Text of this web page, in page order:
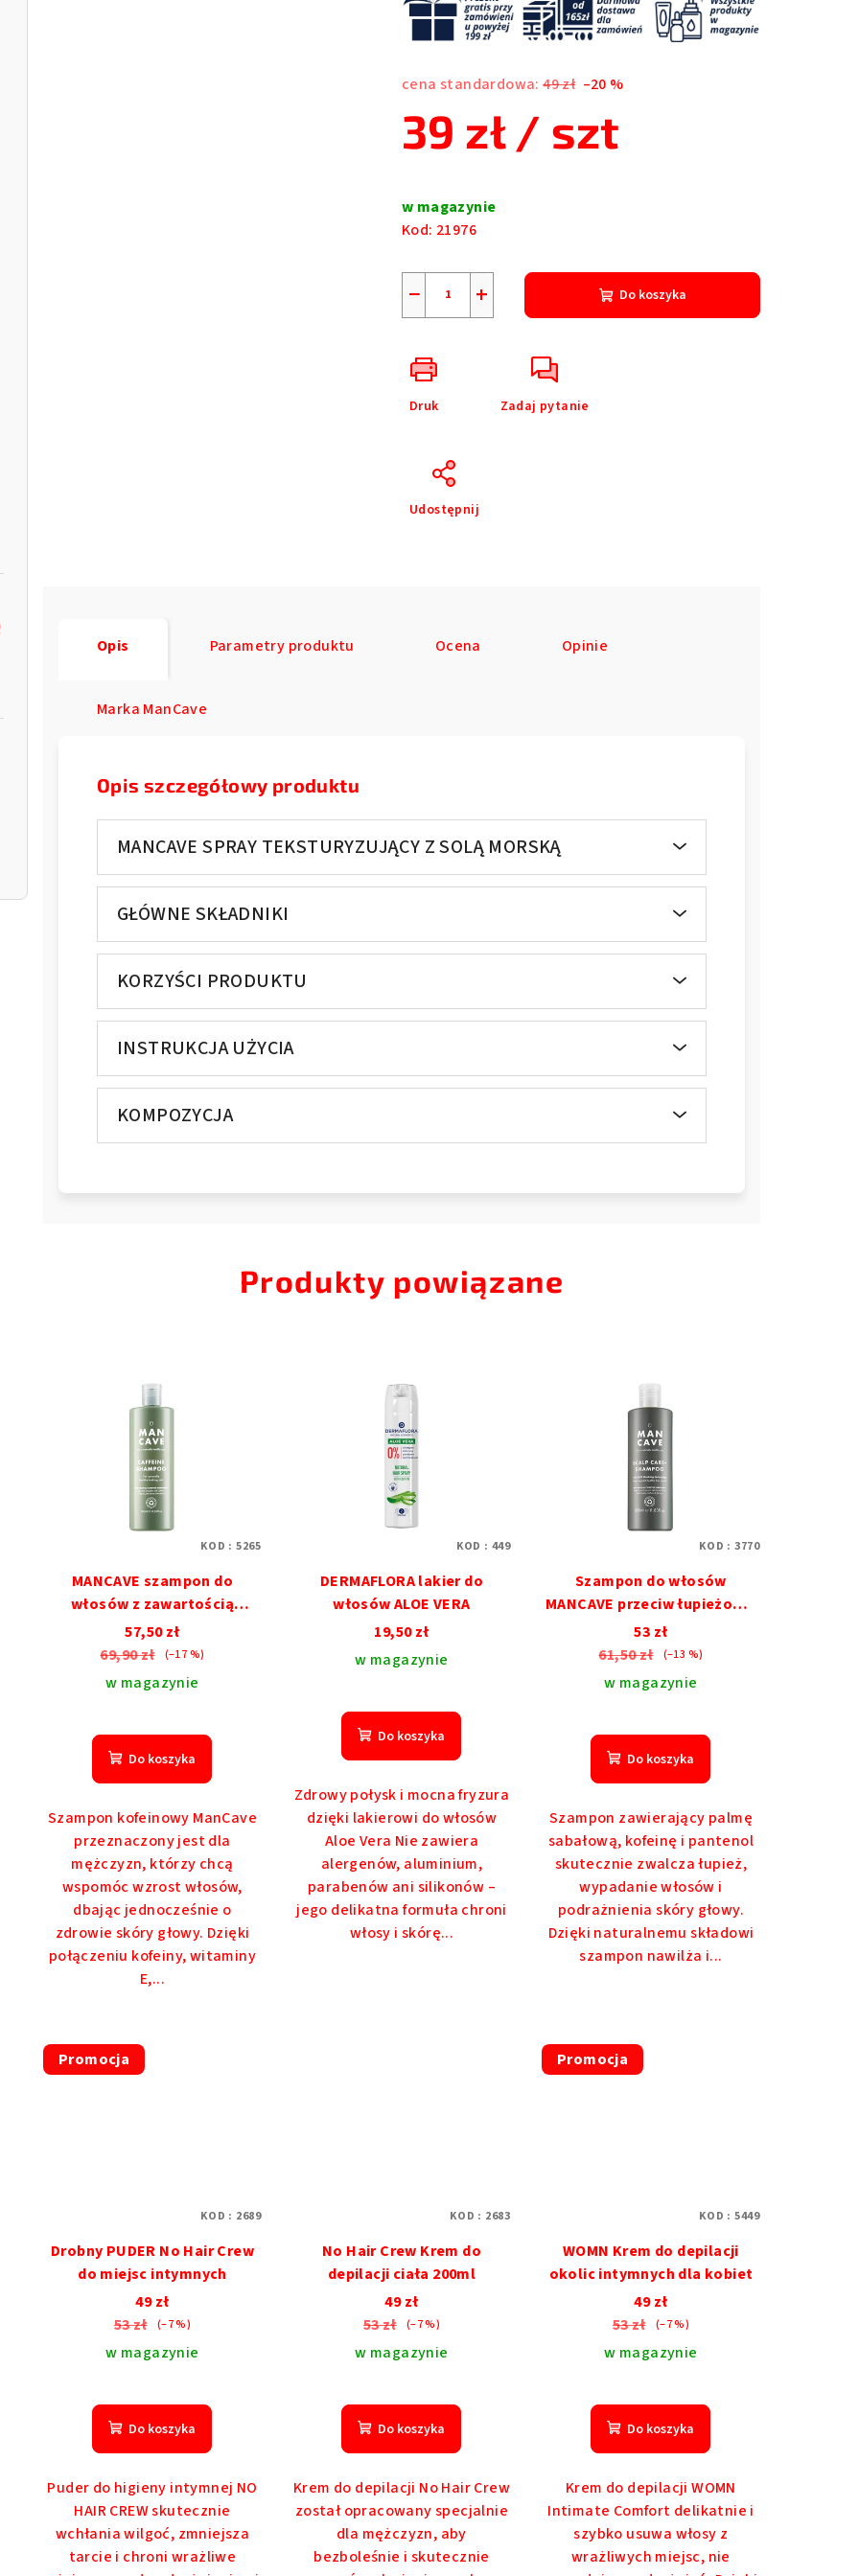
cena standardowa: 49 zł –20 %
39 zł / szt
jednostkowa:
w magazynie
Kod: 21976
+
− Do koszyka
Druk Zadaj pytanie
Udostępnij
Opis Parametry produktu Ocena Opinie
Marka ManCave
Opis szczegółowy produktu
MANCAVE SPRAY TEKSTURYZUJĄCY Z SOLĄ MORSKĄ
GŁÓWNE SKŁADNIKI
KORZYŚCI PRODUKTU
INSTRUKCJA UŻYCIA
KOMPOZYCJA
Produkty powiązane
MANCAVE szampon do
włosów z zawartością
kofeiny 500ml
57,50 zł
69,90 zł
(–17 %)
w magazynie
ocena
produktu
wynosi
5
gwiazdek.
Do koszyka
Szampon kofeinowy ManCave
przeznaczony jest dla
mężczyzn, którzy chcą
wspomóc wzrost włosów,
dbając jednocześnie o
zdrowie skóry głowy. Dzięki
połączeniu kofeiny, witaminy
E,...
KOD : 5265
DERMAFLORA lakier do
włosów ALOE VERA
19,50 zł
w magazynie
Do koszyka
Zdrowy połysk i mocna fryzura
dzięki lakierowi do włosów
Aloe Vera Nie zawiera
alergenów, aluminium,
parabenów ani silikonów –
jego delikatna formuła chroni
włosy i skórę...
KOD : 449
Szampon do włosów
MANCAVE przeciw łupieżowi i
wypadaniu włosów
53 zł
61,50 zł
(–13 %)
w magazynie
Do koszyka
Szampon zawierający palmę
sabałową, kofeinę i pantenol
skutecznie zwalcza łupież,
wypadanie włosów i
podrażnienia skóry głowy.
Dzięki naturalnemu składowi
szampon nawilża i...
KOD : 3770
Promocja
Drobny PUDER No Hair Crew
do miejsc intymnych
49 zł
53 zł
(–7 %)
w magazynie
Do koszyka
Puder do higieny intymnej NO
HAIR CREW skutecznie
wchłania wilgoć, zmniejsza
tarcie i chroni wrażliwe
KOD : 2689
No Hair Crew Krem do
depilacji ciała 200ml
49 zł
53 zł
(–7 %)
w magazynie
ocena
produktu
wynosi
5,0
na
gwiazdek.
Do koszyka
Krem do depilacji No Hair Crew
został opracowany specjalnie
dla mężczyzn, aby
bezboleśnie i skutecznie
KOD : 2683
Promocja
WOMN Krem do depilacji
okolic intymnych dla kobiet
49 zł
53 zł
(–7 %)
w magazynie
Do koszyka
Krem do depilacji WOMN
Intimate Comfort delikatnie i
szybko usuwa włosy z
wrażliwych miejsc, nie
KOD : 5449